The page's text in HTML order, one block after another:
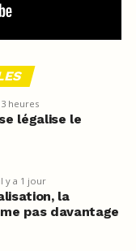
heures
légalise le
il y a 1 jour
la
pas davantage